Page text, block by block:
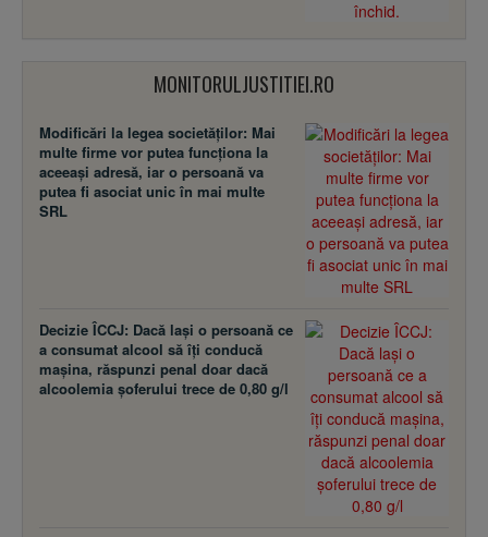
MONITORULJUSTITIEI.RO
Modificări la legea societăţilor: Mai
multe firme vor putea funcţiona la
aceeaşi adresă, iar o persoană va
putea fi asociat unic în mai multe
SRL
Decizie ÎCCJ: Dacă laşi o persoană ce
a consumat alcool să îţi conducă
maşina, răspunzi penal doar dacă
alcoolemia şoferului trece de 0,80 g/l